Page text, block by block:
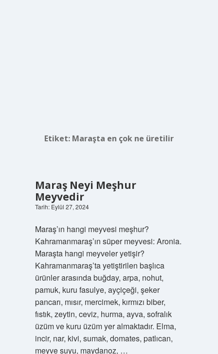
Etiket: Maraşta en çok ne üretilir
Maraş Neyi Meşhur
Meyvedir
Tarih: Eylül 27, 2024
Maraş’ın hangi meyvesi meşhur?
Kahramanmaraş’ın süper meyvesi: Aronia.
Maraşta hangi meyveler yetişir?
Kahramanmaraş’ta yetiştirilen başlıca
ürünler arasında buğday, arpa, nohut,
pamuk, kuru fasulye, ayçiçeği, şeker
pancarı, mısır, mercimek, kırmızı biber,
fıstık, zeytin, ceviz, hurma, ayva, sofralık
üzüm ve kuru üzüm yer almaktadır. Elma,
incir, nar, kivi, sumak, domates, patlıcan,
meyve suyu, maydanoz, …